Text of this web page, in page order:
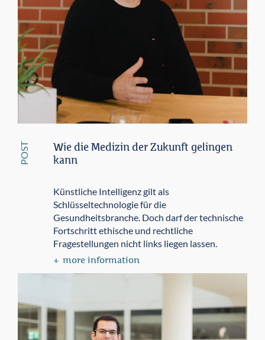
Wie die Medizin der Zukunft gelingen
kann
Künstliche Intelligenz gilt als
Schlüsseltechnologie für die
Gesundheitsbranche. Doch darf der technische
Fortschritt ethische und rechtliche
Fragestellungen nicht links liegen lassen.
more information
POST